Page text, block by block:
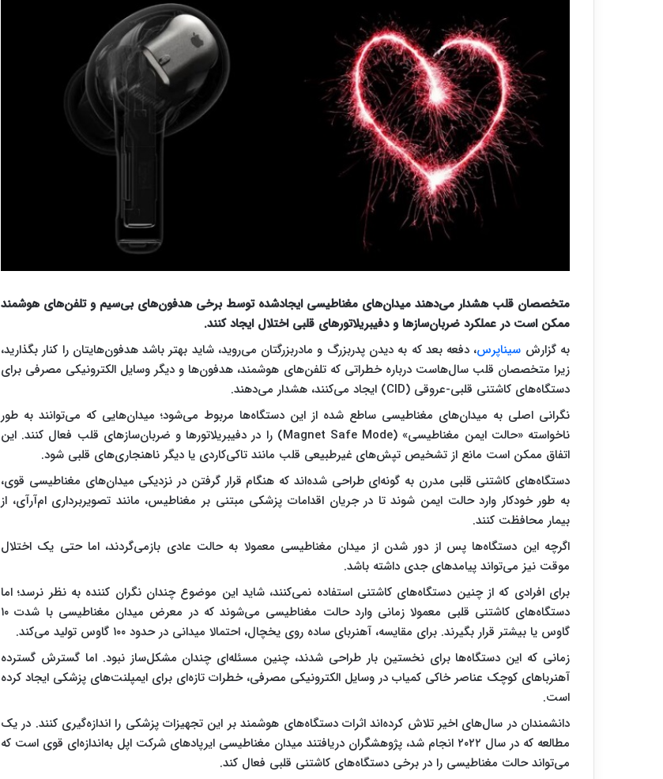
متخصصان قلب هشدار می‌دهند میدان‌های مغناطیسی ایجادشده توسط برخی هدفون‌های بی‌سیم و تلفن‌های هوشمند
ممکن است در عملکرد ضربان‌سازها و دفیبریلاتورهای قلبی اختلال ایجاد کنند.
به گزارش سیناپرس، دفعه بعد که به دیدن پدربزرگ و مادربزرگتان می‌روید، شاید بهتر باشد هدفون‌هایتان را کنار بگذارید،
زیرا متخصصان قلب سال‌هاست درباره خطراتی که تلفن‌های هوشمند، هدفون‌ها و دیگر وسایل الکترونیکی مصرفی برای
دستگاه‌های کاشتنی قلبی-عروقی (CID) ایجاد می‌کنند، هشدار می‌دهند.
نگرانی اصلی به میدان‌های مغناطیسی ساطع‌ شده از این دستگاه‌ها مربوط می‌شود؛ میدان‌هایی که می‌توانند به ‌طور
ناخواسته «حالت ایمن مغناطیسی» (Magnet Safe Mode) را در دفیبریلاتورها و ضربان‌سازهای قلب فعال کنند. این
اتفاق ممکن است مانع از تشخیص تپش‌های غیرطبیعی قلب مانند تاکی‌کاردی یا دیگر ناهنجاری‌های قلبی شود.
دستگاه‌های کاشتنی قلبی مدرن به ‌گونه‌ای طراحی شده‌اند که هنگام قرار گرفتن در نزدیکی میدان‌های مغناطیسی قوی،
به ‌طور خودکار وارد حالت ایمن شوند تا در جریان اقدامات پزشکی مبتنی بر مغناطیس، مانند تصویربرداری ام‌آرآی، از
بیمار محافظت کنند.
اگرچه این دستگاه‌ها پس از دور شدن از میدان مغناطیسی معمولا به حالت عادی بازمی‌گردند، اما حتی یک اختلال
موقت نیز می‌تواند پیامدهای جدی داشته باشد.
برای افرادی که از چنین دستگاه‌های کاشتنی استفاده نمی‌کنند، شاید این موضوع چندان نگران ‌کننده به نظر نرسد؛ اما
دستگاه‌های کاشتنی قلبی معمولا زمانی وارد حالت مغناطیسی می‌شوند که در معرض میدان مغناطیسی با شدت ۱۰
گاوس یا بیشتر قرار بگیرند. برای مقایسه، آهنربای ساده روی یخچال، احتمالا میدانی در حدود ۱۰۰ گاوس تولید می‌کند.
زمانی که این دستگاه‌ها برای نخستین بار طراحی شدند، چنین مسئله‌ای چندان مشکل‌ساز نبود. اما گسترش گسترده
آهنرباهای کوچک عناصر خاکی کمیاب در وسایل الکترونیکی مصرفی، خطرات تازه‌ای برای ایمپلنت‌های پزشکی ایجاد کرده
است.
دانشمندان در سال‌های اخیر تلاش کرده‌اند اثرات دستگاه‌های هوشمند بر این تجهیزات پزشکی را اندازه‌گیری کنند. در یک
مطالعه که در سال ۲۰۲۲ انجام شد، پژوهشگران دریافتند میدان مغناطیسی ایرپادهای شرکت اپل به‌اندازه‌ای قوی است که
می‌تواند حالت مغناطیسی را در برخی دستگاه‌های کاشتنی قلبی فعال کند.